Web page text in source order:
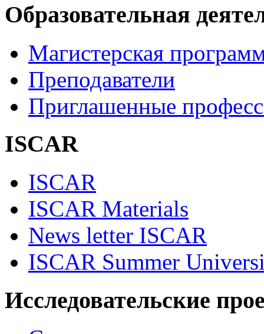
Образовательная
Магистерская
Преподаватели
Приглашенные
ISCAR
ISCAR
ISCAR Materials
News letter ISCAR
ISCAR Summer
Исследовательские